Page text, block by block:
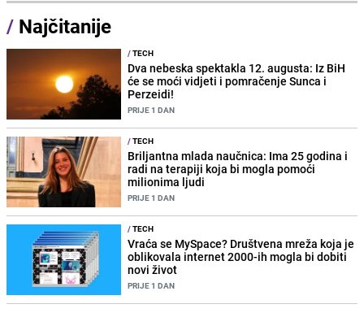
/ Najčitanije
/TECH
Dva nebeska spektakla 12. augusta: Iz BiH
će se moći vidjeti i pomračenje Sunca i
Perzeidi!
PRIJE 1 DAN
/TECH
Briljantna mlada naučnica: Ima 25 godina i
radi na terapiji koja bi mogla pomoći
milionima ljudi
PRIJE 1 DAN
/TECH
Vraća se MySpace? Društvena mreža koja je
oblikovala internet 2000-ih mogla bi dobiti
novi život
PRIJE 1 DAN